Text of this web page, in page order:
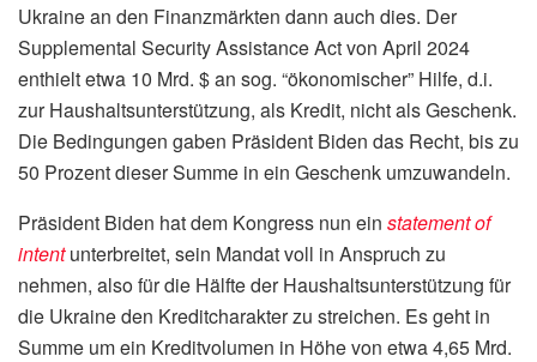
Ukraine an den Finanzmärkten dann auch dies. Der
Supplemental Security Assistance Act von April 2024
enthielt etwa 10 Mrd. $ an sog. “ökonomischer” Hilfe, d.i.
zur Haushaltsunterstützung, als Kredit, nicht als Geschenk.
Die Bedingungen gaben Präsident Biden das Recht, bis zu
50 Prozent dieser Summe in ein Geschenk umzuwandeln.
Präsident Biden hat dem Kongress nun ein statement of
intentunterbreitet, sein Mandat voll in Anspruch zu
nehmen, also für die Hälfte der Haushaltsunterstützung für
die Ukraine den Kreditcharakter zu streichen. Es geht in
Summe um ein Kreditvolumen in Höhe von etwa 4,65 Mrd.